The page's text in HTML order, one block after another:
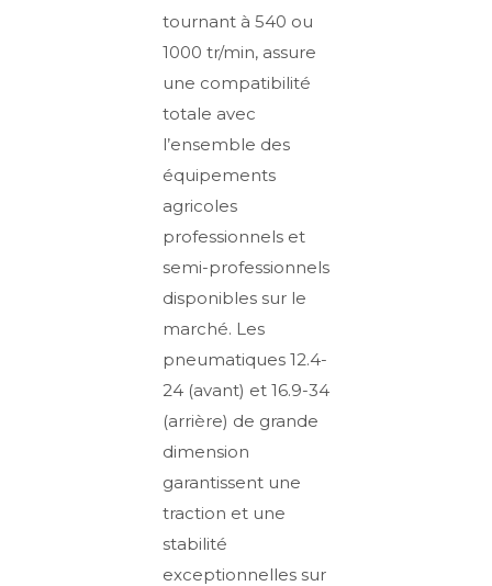
tournant à 540 ou
1000 tr/min, assure
une compatibilité
totale avec
l’ensemble des
équipements
agricoles
professionnels et
semi-professionnels
disponibles sur le
marché. Les
pneumatiques 12.4-
24 (avant) et 16.9-34
(arrière) de grande
dimension
garantissent une
traction et une
stabilité
exceptionnelles sur